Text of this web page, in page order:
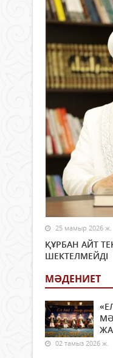
25 мамыр 2026 ж.
ҚҰРБАН АЙТ
ШЕКТЕЛМЕЙДІ
МӘДЕНИЕТ
02 тамыз 2026 ж.